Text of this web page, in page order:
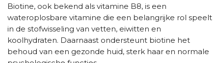
Biotine, ook bekend als vitamine B8, is een
wateroplosbare vitamine die een belangrijke rol speelt
in de stofwisseling van vetten, eiwitten en
koolhydraten. Daarnaast ondersteunt biotine het
behoud van een gezonde huid, sterk haar en normale